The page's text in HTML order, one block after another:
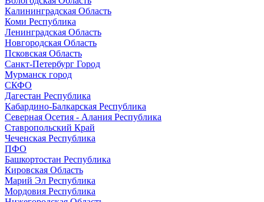
Калининградская Область
Коми Республика
Ленинградская Область
Новгородская Область
Псковская Область
Санкт-Петербург Город
Мурманск город
СКФО
Дагестан Республика
Кабардино-Балкарская Республика
Северная Осетия - Алания Республика
Ставропольский Край
Чеченская Республика
ПФО
Башкортостан Республика
Кировская Область
Марий Эл Республика
Мордовия Республика